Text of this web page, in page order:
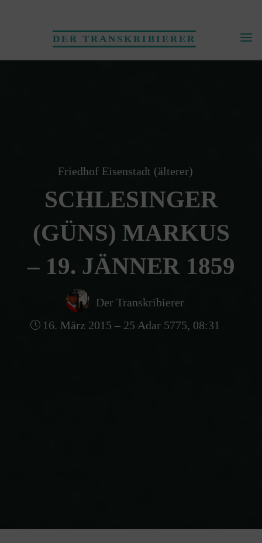
DER TRANSKRIBIERER
Friedhof Eisenstadt (älterer)
SCHLESINGER
(GÜNS) MARKUS
– 19. JÄNNER 1859
Der Transkribierer
16. März 2015 – 25 Adar 5775, 08:31